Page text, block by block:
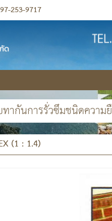
253-9717
ากันการรั่วซึมชนิดความ
(1 : 1.4)